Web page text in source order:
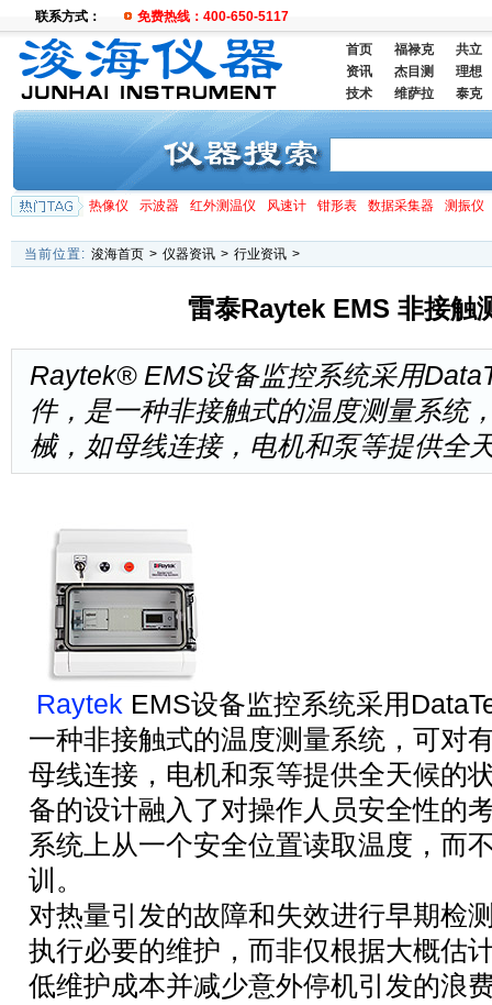
联系方式： 免费热线：400-650-5117
首页 福禄克
共立
资讯
杰目测
理想
技术
维萨拉 泰克
热像仪 示波器 红外测温仪 风速计 钳形表 数据采集器 测振仪
当前位置: 浚海首页 > 仪器资讯 > 行业资讯 >
雷泰Raytek EMS 非接触
Raytek® EMS设备监控系统采用
件，是一种非接触式的温度测量系统
械，如母线连接，电机和泵等提供全
Raytek EMS设备监控系统采用
一种非接触式的温度测量系统，可对
母线连接，电机和泵等提供全天候的
备的设计融入了对操作人员安全性的
系统上从一个安全位置读取温度，而
训。
对热量引发的故障和失效进行早期检
执行必要的维护，而非仅根据大概估
低维护成本并减少意外停机引发的浪